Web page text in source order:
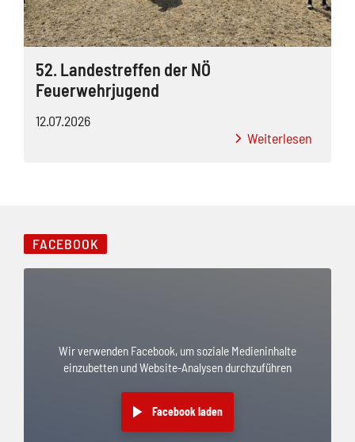
52. Landestreffen der NÖ
Feuerwehrjugend
12.07.2026
Weiterlesen
FACEBOOK
Wir verwenden Facebook, um soziale Medieninhalte
einzubetten und Website-Analysen durchzuführen
Facebook laden